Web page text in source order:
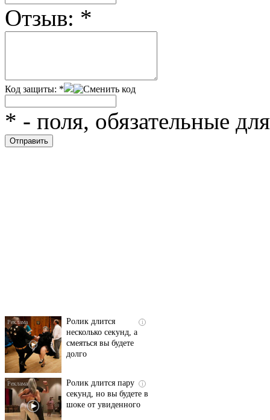
Отзыв: *
Код защиты: *
* - поля, обязательные
i
Ролик длится
несколько секунд, а
смеяться вы будете
долго
i
Ролик длится пару
секунд, но вы будете в
шоке от увиденного